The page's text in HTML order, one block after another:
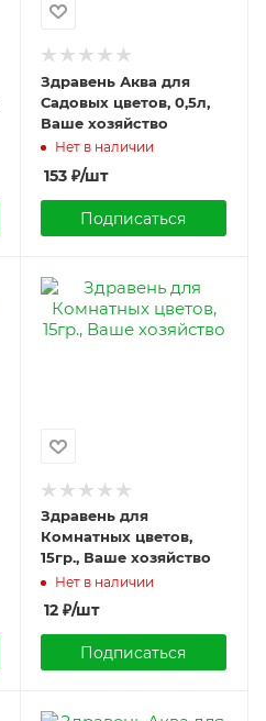
Здравень Аква для
Садовых цветов, 0,5л,
Ваше хозяйство
Нет в наличии
153₽/шт
Подписаться
Здравень для
Комнатных цветов,
15гр., Ваше хозяйство
Нет в наличии
12₽/шт
Подписаться